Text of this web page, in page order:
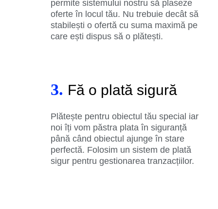
permite sistemului nostru să plaseze
oferte în locul tău. Nu trebuie decât să
stabilești o ofertă cu suma maximă pe
care ești dispus să o plătești.
3. Fă o plată sigură
Plătește pentru obiectul tău special iar
noi îți vom păstra plata în siguranță
până când obiectul ajunge în stare
perfectă. Folosim un sistem de plată
sigur pentru gestionarea tranzacțiilor.